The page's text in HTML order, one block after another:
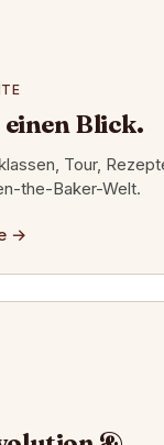
Blick.
Tour,
the-Baker-Welt.
→